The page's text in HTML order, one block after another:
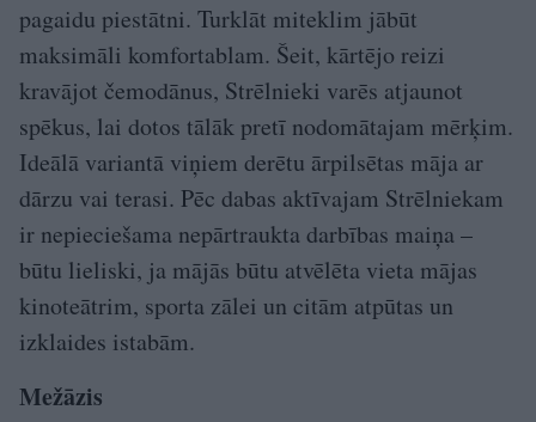
pagaidu piestātni. Turklāt miteklim jābūt
maksimāli komfortablam. Šeit, kārtējo reizi
kravājot čemodānus, Strēlnieki varēs atjaunot
spēkus, lai dotos tālāk pretī nodomātajam mērķim.
Ideālā variantā viņiem derētu ārpilsētas māja ar
dārzu vai terasi. Pēc dabas aktīvajam Strēlniekam
ir nepieciešama nepārtraukta darbības maiņa –
būtu lieliski, ja mājās būtu atvēlēta vieta mājas
kinoteātrim, sporta zālei un citām atpūtas un
izklaides istabām.
Mežāzis